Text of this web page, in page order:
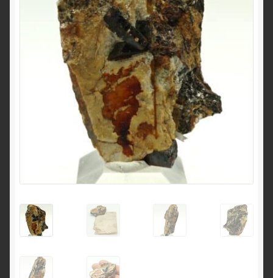
Contactez-nous